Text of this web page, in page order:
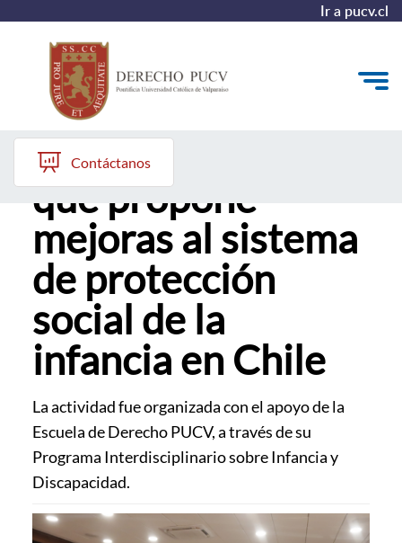
Ir a pucv.cl
Quiénes somos
Estudiantes y Admisión
Postgrados y Formación Continua
Investigación y Biblioteca
Vinculación con el Medio y Alumni
Contáctanos
Presentan libro
que propone
mejoras al sistema
de protección
social de la
infancia en Chile
La actividad fue organizada con el apoyo de la
Escuela de Derecho PUCV, a través de su
Programa Interdisciplinario sobre Infancia y
Discapacidad.